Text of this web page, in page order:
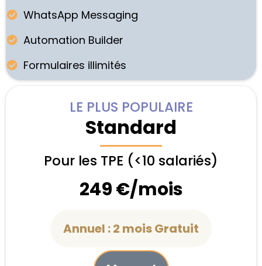
WhatsApp Messaging
Automation Builder
Formulaires illimités
LE PLUS POPULAIRE
Standard
Pour les TPE (<10 salariés)
249 €/mois
Annuel : 2 mois Gratuit